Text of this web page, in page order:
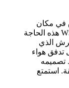
في مكان
عملك. يُلبي جهاز WS9070A-24-S400 هذه الحاجة
الذي
تدفق هواء
تصميمه
استمتع